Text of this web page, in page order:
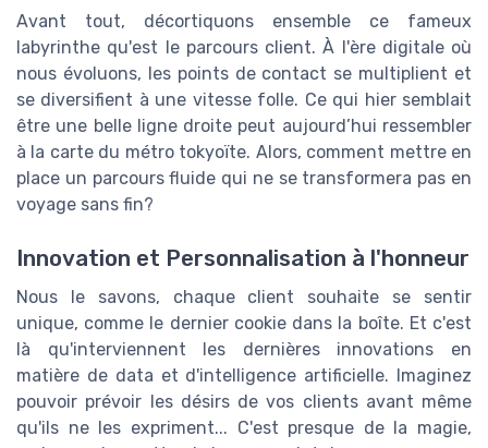
Avant tout, décortiquons ensemble ce fameux
labyrinthe qu'est le parcours client. À l'ère digitale où
nous évoluons, les points de contact se multiplient et
se diversifient à une vitesse folle. Ce qui hier semblait
être une belle ligne droite peut aujourd’hui ressembler
à la carte du métro tokyoïte. Alors, comment mettre en
place un parcours fluide qui ne se transformera pas en
voyage sans fin?
Innovation et Personnalisation à l'honneur
Nous le savons, chaque client souhaite se sentir
unique, comme le dernier cookie dans la boîte. Et c'est
là qu'interviennent les dernières innovations en
matière de data et d'intelligence artificielle. Imaginez
pouvoir prévoir les désirs de vos clients avant même
qu'ils ne les expriment... C'est presque de la magie,